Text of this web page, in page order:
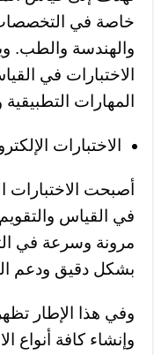
خاصة في التخصصات
والهندسة والطب.
الاختبارات في
المهارات
الاختبارات
أصبحت الاختبارات
في القياس
مرونة وسرعة في
بشكل دقيق ودعم
وفي هذا الإطار
وإنشاء كافة أنواع